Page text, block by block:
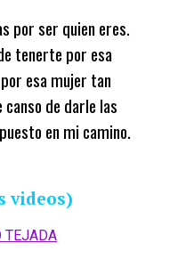
por ser quien eres.
tenerte por esa
esa mujer tan
de darle las
en mi camino.
videos)